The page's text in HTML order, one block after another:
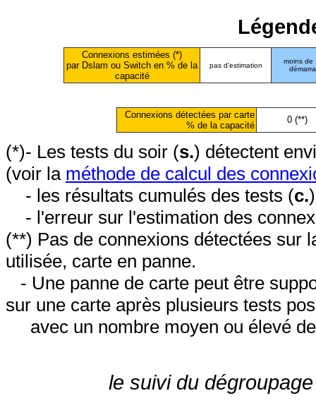
Connexions estimées (*)
par Dslam ou Switch en % de la
capacité
pas d'estimation
moins de
Connexions détectées par carte
% de la capacité
0 (**)
(*)- Les tests du soir (s.) détectent
(voir la méthode de calcul des
- les résultats cumulés des tests (c.
- l'erreur sur l'estimation des
(**) Pas de connexions détectées sur
utilisée, carte en panne.
- Une panne de carte peut être
sur une carte après plusieurs tests
avec un nombre moyen ou élevé
le suivi du